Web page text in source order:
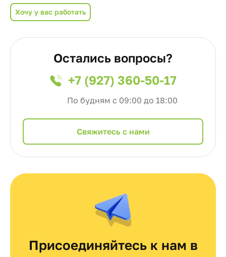
Хочу у вас работать
Остались вопросы?
+7 (927) 360-50-17
По будням с 09:00 до 18:00
Cвяжитесь с нами
Присоединяйтесь к нам в